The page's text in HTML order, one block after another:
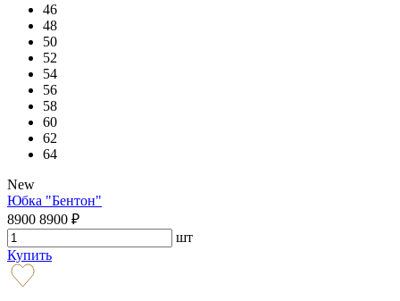
46
48
50
52
54
56
58
60
62
64
New
Юбка "Бентон"
8900 8900 ₽
шт
Купить